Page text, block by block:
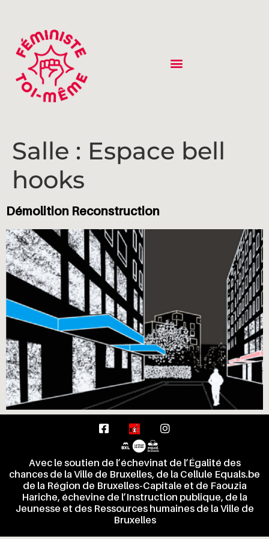
Salle : Espace bell
hooks
Démolition Reconstruction
Avec le soutien de l’échevinat de l’Égalité des
chances de la Ville de Bruxelles, de la Cellule Equals.be
de la Région de Bruxelles-Capitale et de Faouzia
Hariche, échevine de l’Instruction publique, de la
Jeunesse et des Ressources humaines de la Ville de
Bruxelles